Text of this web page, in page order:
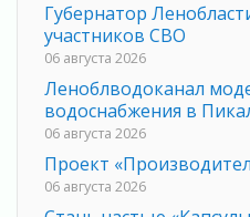
Губернатор
участников СВО
06 августа 2026
Леноблводоканал
водоснабжения в
06 августа 2026
Проект
06 августа 2026